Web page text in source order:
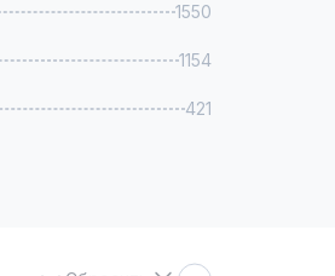
1550
1154
421